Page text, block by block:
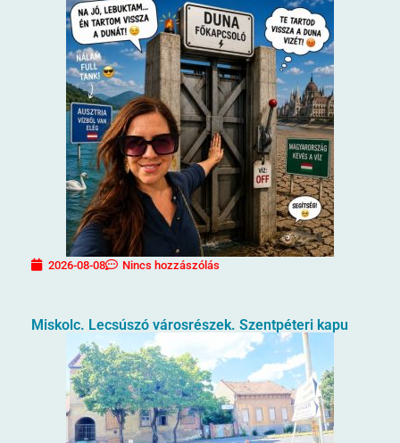
2026-08-08 Nincs hozzászólás
Miskolc. Lecsúszó városrészek. Szentpéteri kapu